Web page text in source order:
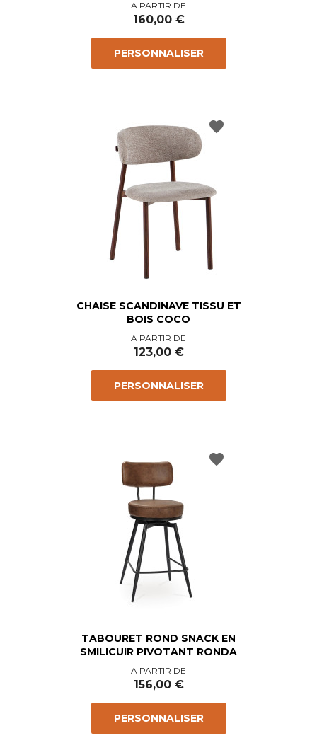
Prix
A PARTIR DE
160,00 €
PERSONNALISER
CHAISE SCANDINAVE TISSU ET
BOIS COCO
Prix
A PARTIR DE
123,00 €
PERSONNALISER
favorite
TABOURET ROND SNACK EN
SMILICUIR PIVOTANT RONDA
Prix
A PARTIR DE
156,00 €
PERSONNALISER
favorite